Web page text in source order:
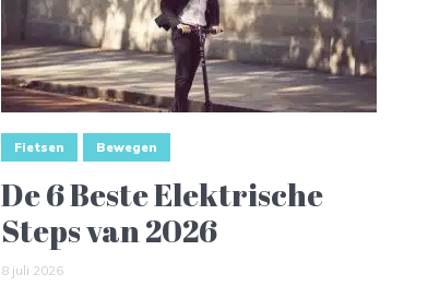
Fietsen Bewegen
De 6 Beste Elektrische
Steps van 2026
8 juli 2026